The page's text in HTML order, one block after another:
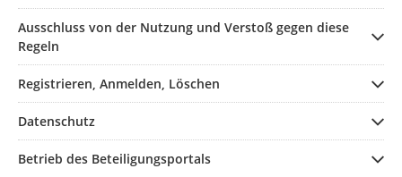
Ausschluss von der Nutzung und Verstoß gegen diese
Regeln
Registrieren, Anmelden, Löschen
Datenschutz
Betrieb des Beteiligungsportals